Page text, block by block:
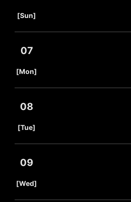
[Sun]
07
[Mon]
08
[Tue]
09
[Wed]